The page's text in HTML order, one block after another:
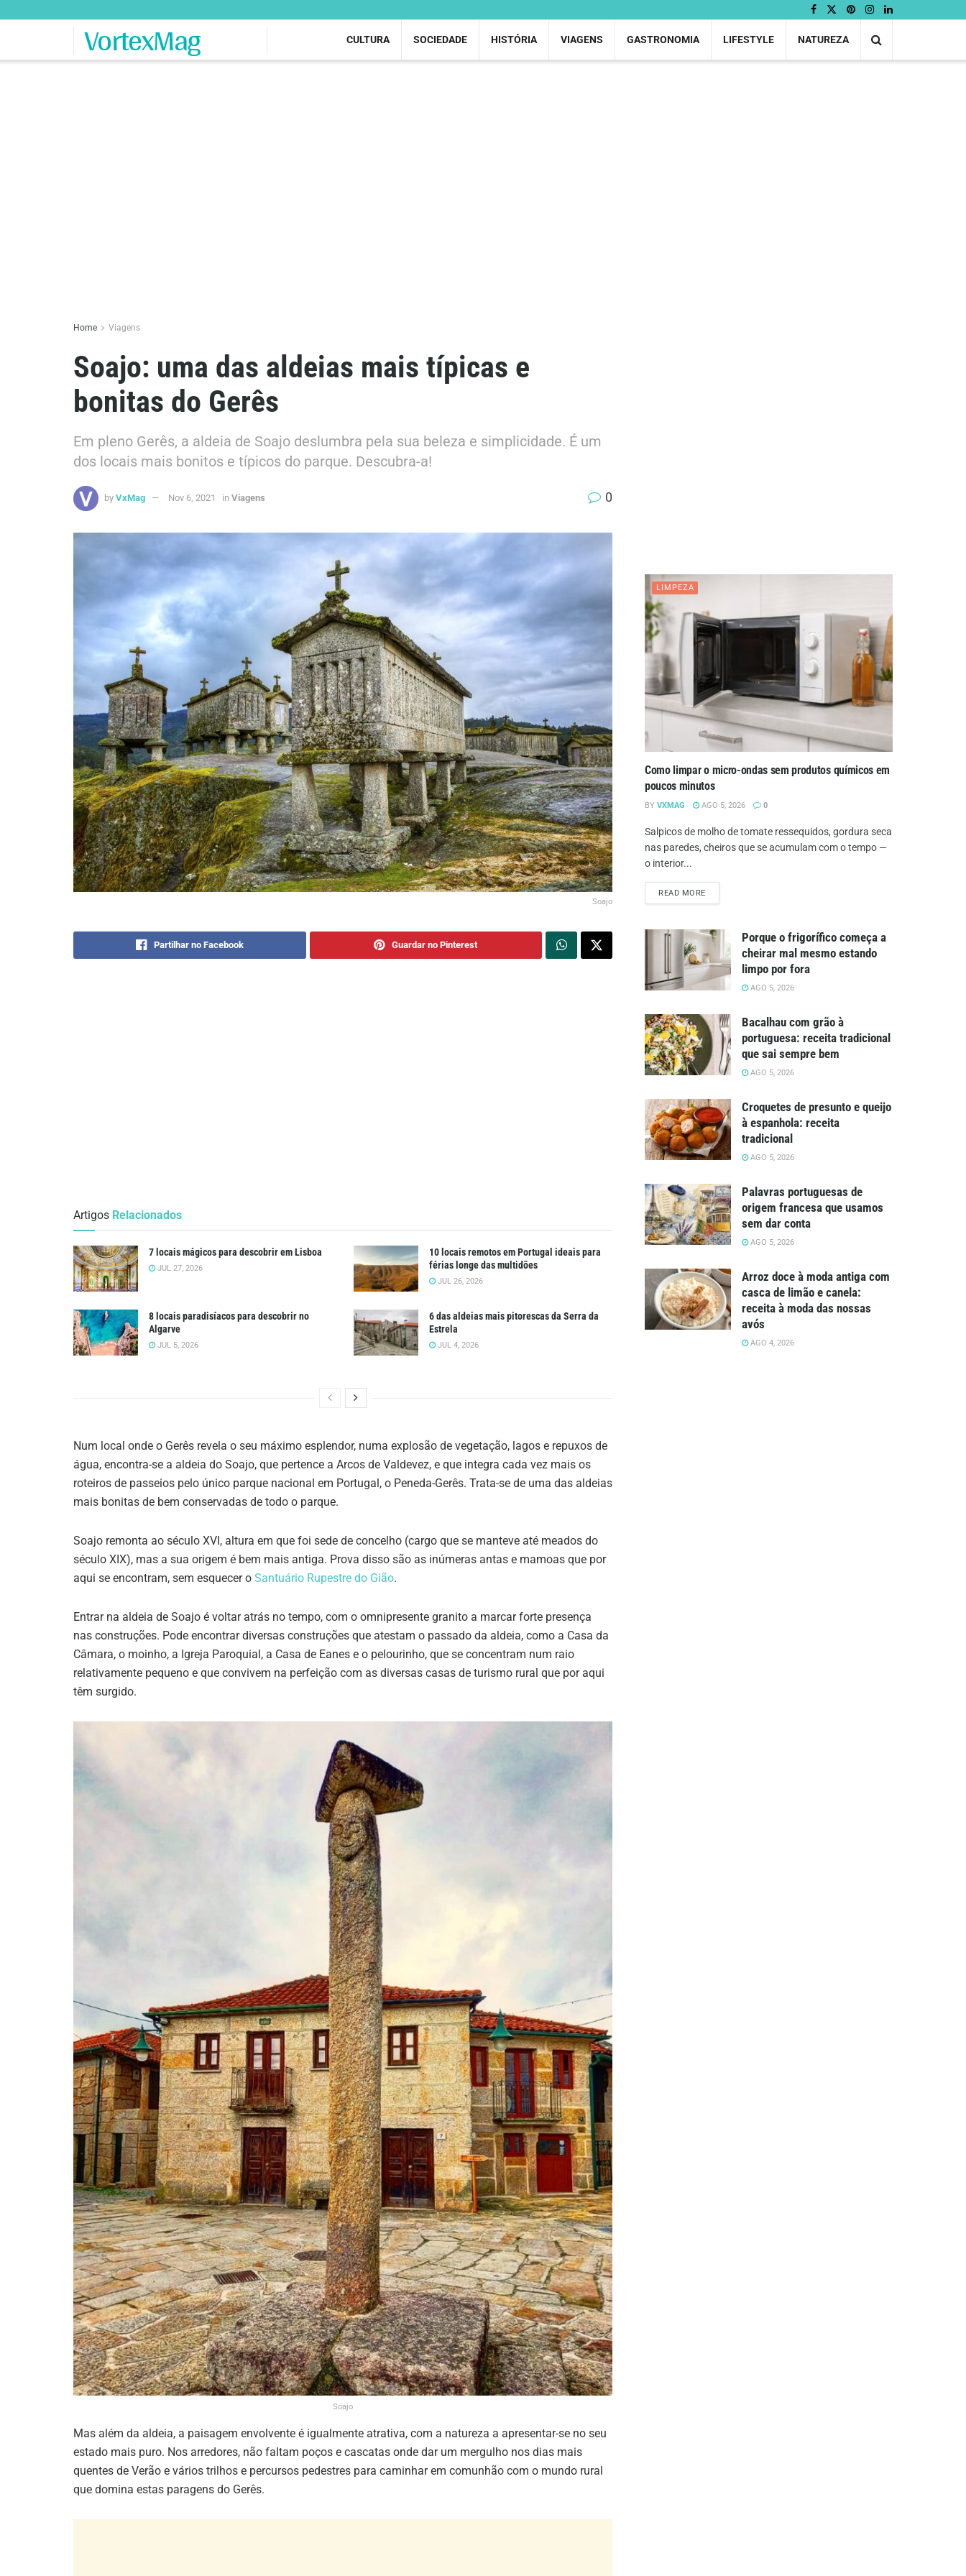
VortexMag CULTURA SOCIEDADE HISTÓRIA VIAGENS GASTRONOMIA LIFESTYLE NATUREZA
Home Viagens
Soajo: uma das aldeias mais típicas e
bonitas do Gerês
Em pleno Gerês, a aldeia de Soajo deslumbra pela sua beleza e simplicidade. É um
dos locais mais bonitos e típicos do parque. Descubra-a!
by VxMag Nov 6, 2021 in Viagens 0
Soajo
Partilhar no Facebook Guardar no Pinterest
Artigos Relacionados
7 locais mágicos para descobrir em Lisboa
JUL 27, 2026
10 locais remotos em Portugal ideais para
férias longe das multidões
JUL 26, 2026
8 locais paradisíacos para descobrir no
Algarve
JUL 5, 2026
6 das aldeias mais pitorescas da Serra da
Estrela
JUL 4, 2026
Num local onde o Gerês revela o seu máximo esplendor, numa explosão de vegetação, lagos e repuxos de
água, encontra-se a aldeia do Soajo, que pertence a Arcos de Valdevez, e que integra cada vez mais os
roteiros de passeios pelo único parque nacional em Portugal, o Peneda-Gerês. Trata-se de uma das aldeias
mais bonitas de bem conservadas de todo o parque.
Soajo remonta ao século XVI, altura em que foi sede de concelho (cargo que se manteve até meados do
século XIX), mas a sua origem é bem mais antiga. Prova disso são as inúmeras antas e mamoas que por
aqui se encontram, sem esquecer o Santuário Rupestre do Gião.
Entrar na aldeia de Soajo é voltar atrás no tempo, com o omnipresente granito a marcar forte presença
nas construções. Pode encontrar diversas construções que atestam o passado da aldeia, como a Casa da
Câmara, o moinho, a Igreja Paroquial, a Casa de Eanes e o pelourinho, que se concentram num raio
relativamente pequeno e que convivem na perfeição com as diversas casas de turismo rural que por aqui
têm surgido.
Soajo
Mas além da aldeia, a paisagem envolvente é igualmente atrativa, com a natureza a apresentar-se no seu
estado mais puro. Nos arredores, não faltam poços e cascatas onde dar um mergulho nos dias mais
quentes de Verão e vários trilhos e percursos pedestres para caminhar em comunhão com o mundo rural
que domina estas paragens do Gerês.
LIMPEZA
Como limpar o micro-ondas sem produtos químicos em
poucos minutos
BY VXMAG AGO 5, 2026 0
Salpicos de molho de tomate ressequidos, gordura seca
nas paredes, cheiros que se acumulam com o tempo —
o interior...
READ MOREDETAILS
Porque o frigorífico começa a
cheirar mal mesmo estando
limpo por fora
AGO 5, 2026
Bacalhau com grão à
portuguesa: receita tradicional
que sai sempre bem
AGO 5, 2026
Croquetes de presunto e queijo
à espanhola: receita
tradicional
AGO 5, 2026
Palavras portuguesas de
origem francesa que usamos
sem dar conta
AGO 5, 2026
Arroz doce à moda antiga com
casca de limão e canela:
receita à moda das nossas
avós
AGO 4, 2026